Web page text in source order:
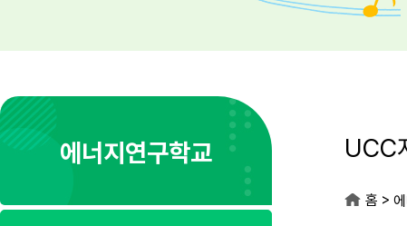
에너지연구학교 UCC
홈 >